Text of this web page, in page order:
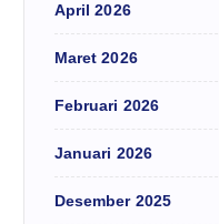
April 2026
Maret 2026
Februari 2026
Januari 2026
Desember 2025